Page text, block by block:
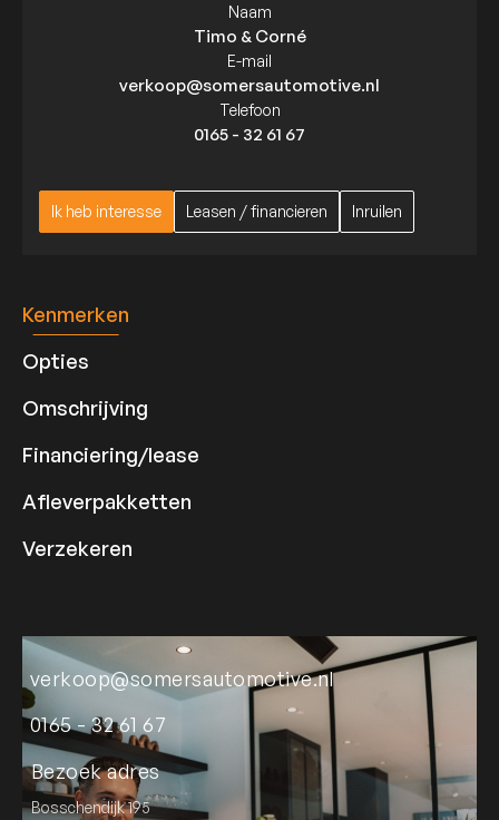
Ik heb interesse
Ik heb interesse
Leasen / financieren
Leasen / financieren
Inruilen
Inruilen
Naam
Timo & Corné
E-mail
verkoop@somersautomotive.nl
Telefoon
0165 - 32 61 67
Kenmerken
Opties
Omschrijving
Financiering/lease
Afleverpakketten
Verzekeren
verkoop@somersautomotive.nl
0165 - 32 61 67
Bezoek adres
Bosschendijk 195